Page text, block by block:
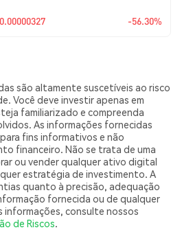
-56.30%
são altamente suscetíveis ao risco
Você deve investir apenas em
familiarizado e compreenda
As informações fornecidas
fins informativos e não
financeiro. Não se trata de uma
ou vender qualquer ativo digital
estratégia de investimento. A
quanto à precisão, adequação
fornecida ou de qualquer
informações, consulte nossos
de Riscos.